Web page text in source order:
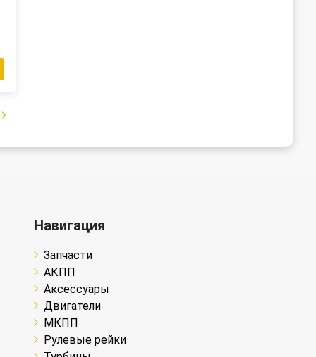
Навигация
Запчасти
АКПП
Аксессуары
Двигатели
МКПП
Рулевые рейки